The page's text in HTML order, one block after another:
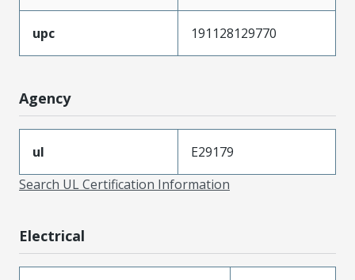
upc 191128129770
Agency
ul
E29179
Search UL Certification Information
Electrical